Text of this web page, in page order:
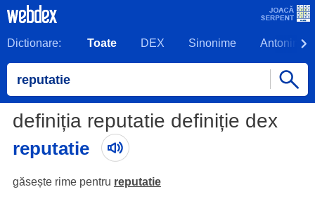
Dictionare: Toate DEX Sinonime Antonime
definiția reputatie definiție dex
reputatie
găsește rime pentru reputatie